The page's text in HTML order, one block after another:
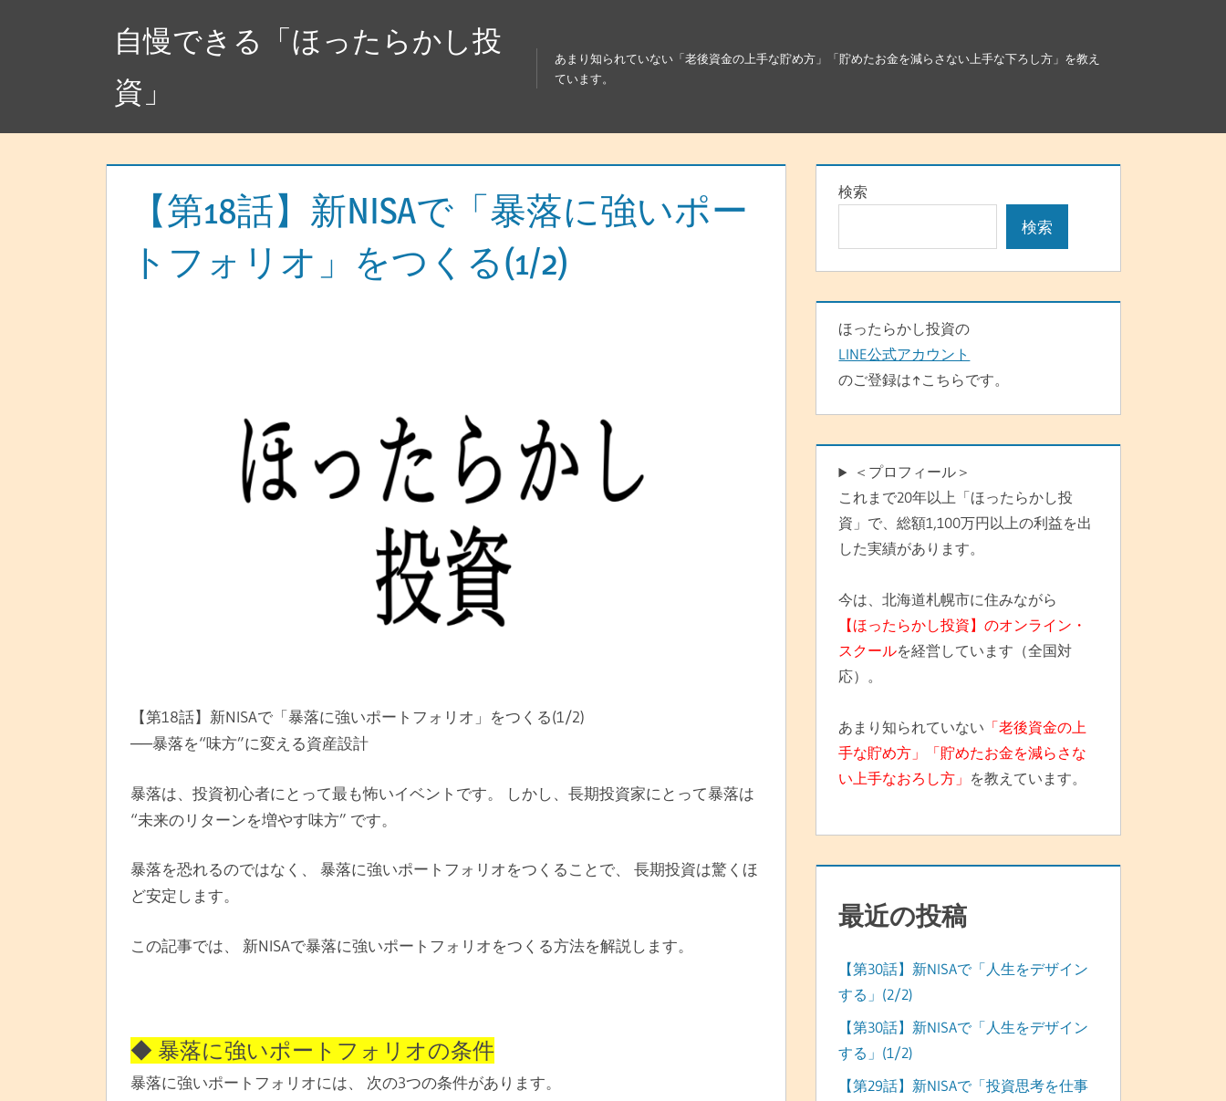
自慢できる「ほったらかし投
資」
あまり知られていない「老後資金の上手な貯め方」「貯めたお金を減らさない上手な下ろし方」を教え
ています。
【第18話】新NISAで「暴落に強いポー
トフォリオ」をつくる(1/2)
【第18話】新NISAで「暴落に強いポートフォリオ」をつくる(1/2)
──暴落を“味方”に変える資産設計
暴落は、投資初心者にとって最も怖いイベントです。 しかし、長期投資家にとって暴落は
“未来のリターンを増やす味方” です。
暴落を恐れるのではなく、 暴落に強いポートフォリオをつくることで、 長期投資は驚くほ
ど安定します。
この記事では、 新NISAで暴落に強いポートフォリオをつくる方法を解説します。
◆ 暴落に強いポートフォリオの条件
暴落に強いポートフォリオには、 次の3つの条件があります。
検索
検索
ほったらかし投資の
LINE公式アカウント
のご登録は↑こちらです。
＜プロフィール＞
これまで20年以上「ほったらかし投
資」で、総額1,100万円以上の利益を出
した実績があります。
今は、北海道札幌市に住みながら
【ほったらかし投資】のオンライン・
スクールを経営しています（全国対
応）。
あまり知られていない 「老後資金の上
手な貯め方」「貯めたお金を減らさな
い上手なおろし方」 を教えています。
最近の投稿
【第30話】新NISAで「人生をデザイン
する」(2/2)
【第30話】新NISAで「人生をデザイン
する」(1/2)
【第29話】新NISAで「投資思考を仕事